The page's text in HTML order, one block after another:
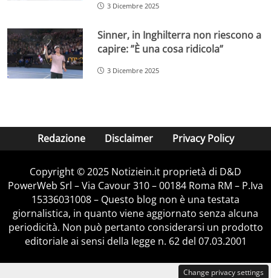
3 Dicembre 2025
Sinner, in Inghilterra non riescono a
capire: ”È una cosa ridicola”
3 Dicembre 2025
Redazione Disclaimer Privacy Policy
Copyright © 2025 Notiziein.it proprietà di D&D
PowerWeb Srl – Via Cavour 310 – 00184 Roma RM – P.Iva
15336031008 – Questo blog non è una testata
giornalistica, in quanto viene aggiornato senza alcuna
periodicità. Non può pertanto considerarsi un prodotto
editoriale ai sensi della legge n. 62 del 07.03.2001
Change privacy settings